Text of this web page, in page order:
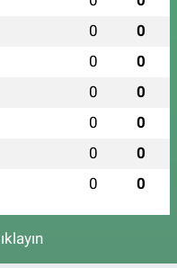
MEYDANI)
0 0
0 0
0 0
0 0
0 0
0 0